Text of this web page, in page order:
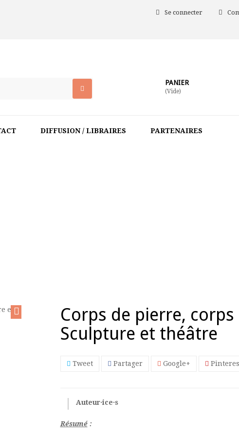
Se connecter
PANIER
(Vide)
DIFFUSION / LIBRAIRES PARTENAIRES
Corps de pierre,
Sculpture et théâtre
Tweet Partager Google+
Auteur·ice·s
Résumé: